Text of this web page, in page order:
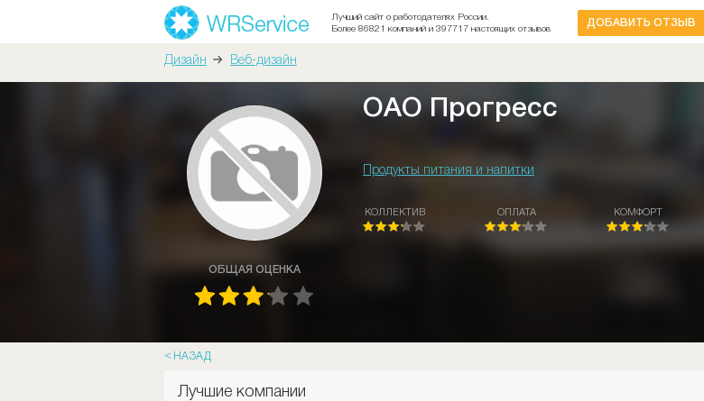
Лучший сайт о работодателях России.
Более 86821 компаний и 397717 настоящих отзывов
ДОБАВИТЬ ОТЗЫВ
Дизайн Веб-дизайн
ОБЩАЯ ОЦЕНКА
ОАО Прогресс
Продукты питания и напитки
КОЛЛЕКТИВ ОПЛАТА КОМФОРТ
НАЗАД
Лучшие компании